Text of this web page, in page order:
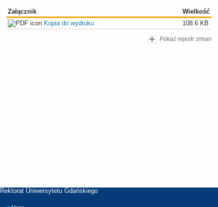
Załącznik
Wielkość
Kopia do wydruku
108.6 KB
Pokaż rejestr zmian
Rektorat Uniwersytetu Gdańskiego